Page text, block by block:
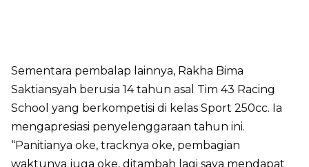
Sementara pembalap lainnya, Rakha Bima
Saktiansyah berusia 14 tahun asal Tim 43 Racing
School yang berkompetisi di kelas Sport 250cc. Ia
mengapresiasi penyelenggaraan tahun ini.
“Panitianya oke, tracknya oke, pembagian
waktunya juga oke, ditambah lagi saya mendapat